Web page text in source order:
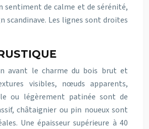
sentiment de calme et de sérénité,
scandinave. Les lignes sont droites
avant le charme du bois brut et
visibles, nœuds apparents,
ou légèrement patinée sont de
châtaignier ou pin noueux sont
Une épaisseur supérieure à 40